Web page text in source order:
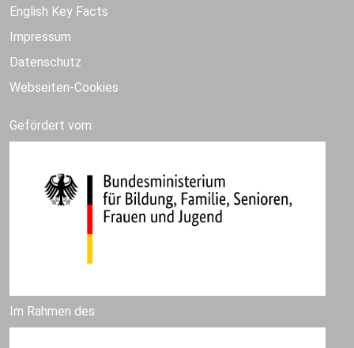
English Key Facts
Impressum
Datenschutz
Webseiten-Cookies
Gefördert vom:
Im Rahmen des: